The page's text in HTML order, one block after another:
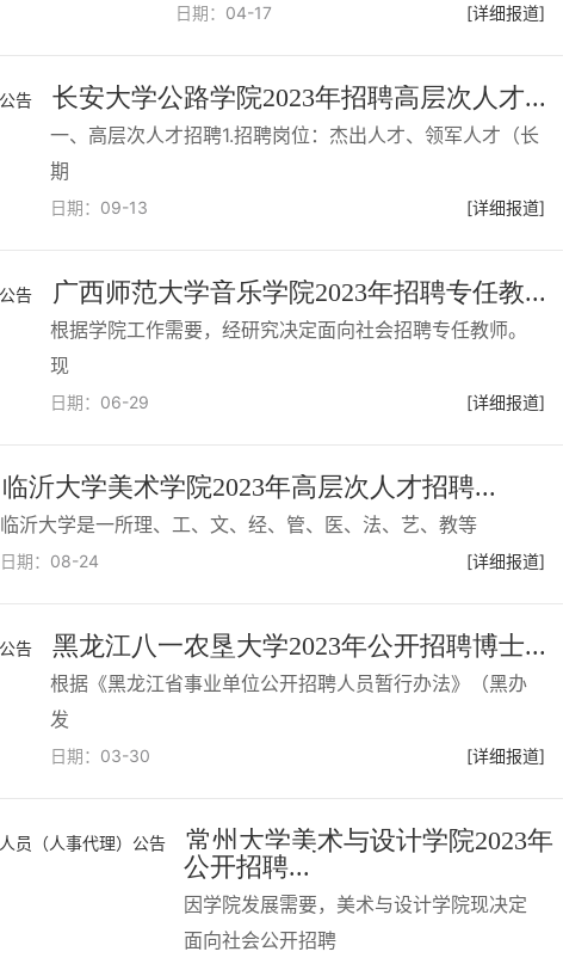
[详细报道]
日期： 04-17
长安大学公路学院2023年招聘高层次人才...
一、高层次人才招聘1.招聘岗位：杰出人才、领军人才（长
期
[详细报道]
日期： 09-13
广西师范大学音乐学院2023年招聘专任教...
根据学院工作需要，经研究决定面向社会招聘专任教师。
现
[详细报道]
日期： 06-29
临沂大学美术学院2023年高层次人才招聘...
临沂大学是一所理、工、文、经、管、医、法、艺、教等
[详细报道]
日期： 08-24
黑龙江八一农垦大学2023年公开招聘博士...
根据《黑龙江省事业单位公开招聘人员暂行办法》（黑办
发
[详细报道]
日期： 03-30
常州大学美术与设计学院2023年
公开招聘...
因学院发展需要，美术与设计学院现决定
面向社会公开招聘